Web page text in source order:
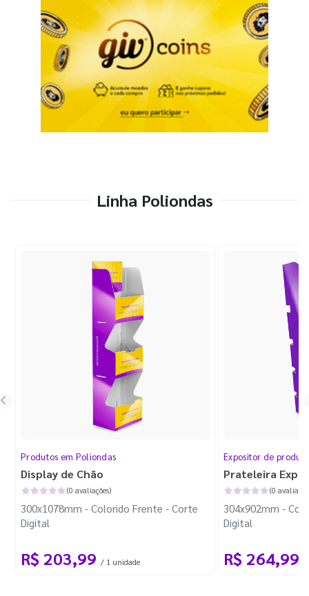
Linha Poliondas
Produtos em Poliondas
Display de Chão
(0 avaliações)
300x1078mm - Colorido Frente - Corte
Digital
R$ 203,99 / 1 unidade
Expositor de
Prateleira
(0
304x902mm -
Digital
R$ 264,99